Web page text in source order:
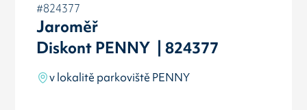
#824377
Jaroměř
Diskont PENNY | 824377
v lokalitě parkoviště PENNY